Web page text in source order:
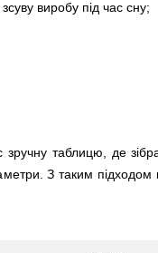
виробу під час сну;
таблицю, де
З таким